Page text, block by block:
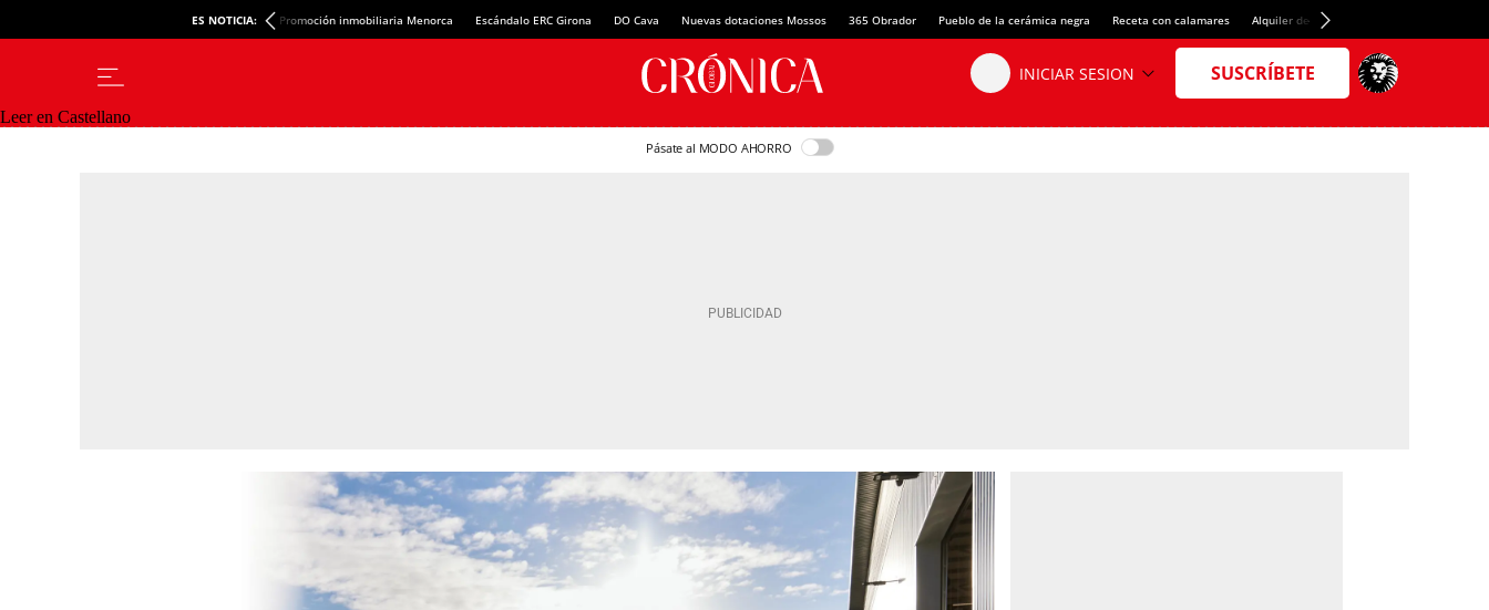
ES NOTICIA: Promoción inmobiliaria Menorca Escándalo ERC Girona DO Cava Nuevas dotaciones Mossos 365 Obrador Pueblo de la cerámica negra Receta con calamares Alquiler de habitaciones en España
Leer en Castellano
Pásate al MODO AHORRO